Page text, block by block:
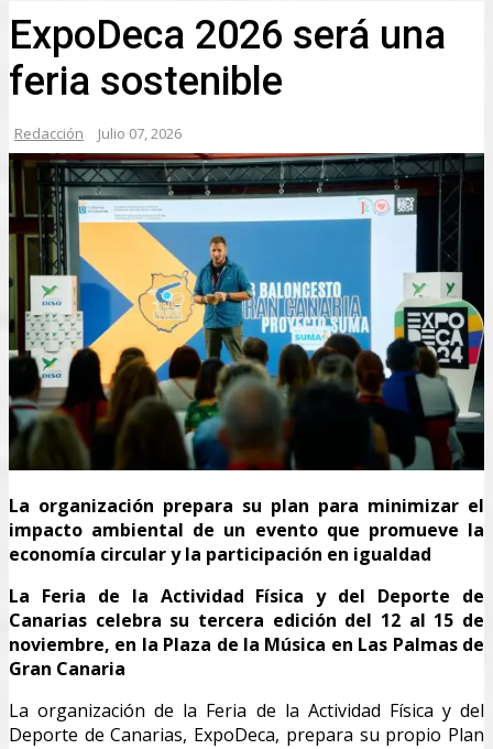
ExpoDeca 2026 será una
feria sostenible
Redacción Julio 07, 2026
La organización prepara su plan para minimizar el
impacto ambiental de un evento que promueve la
economía circular y la participación en igualdad
La Feria de la Actividad Física y del Deporte de
Canarias celebra su tercera edición del 12 al 15 de
noviembre, en la Plaza de la Música en Las Palmas de
Gran Canaria
La organización de la Feria de la Actividad Física y del
Deporte de Canarias, ExpoDeca, prepara su propio Plan